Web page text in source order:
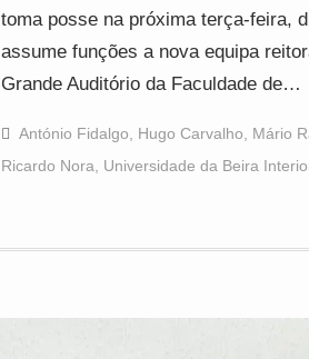
toma posse na próxima terça-feira,
assume funções a nova equipa
Grande Auditório da Faculdade de…
António Fidalgo Hugo Carvalho Mário
Ricardo Nora
Universidade da Beira